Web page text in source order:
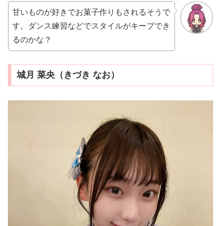
甘いものが好きでお菓子作りもされるそうで
す。ダンス練習などでスタイルがキープでき
るのかな？
城月 菜央（きづき なお）